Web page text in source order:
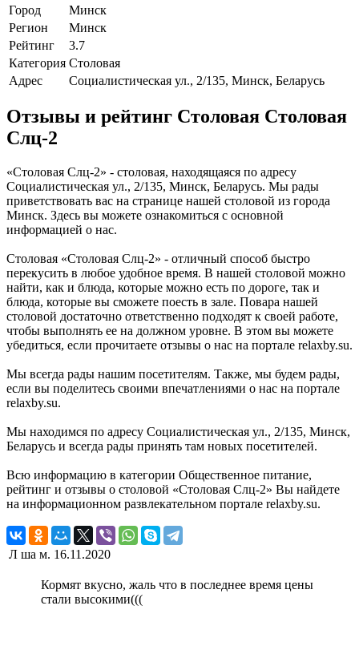
Город
Минск
Регион
Минск
Рейтинг
3.7
Категория Столовая
Адрес
Социалистическая ул., 2/135, Минск, Беларусь
Отзывы и рейтинг Столовая Столовая
Слц-2
«Столовая Слц-2» - столовая, находящаяся по адресу
Социалистическая ул., 2/135, Минск, Беларусь. Мы рады
приветствовать вас на странице нашей столовой из города
Минск. Здесь вы можете ознакомиться с основной
информацией о нас.
Столовая «Столовая Слц-2» - отличный способ быстро
перекусить в любое удобное время. В нашей столовой можно
найти, как и блюда, которые можно есть по дороге, так и
блюда, которые вы сможете поесть в зале. Повара нашей
столовой достаточно ответственно подходят к своей работе,
чтобы выполнять ее на должном уровне. В этом вы можете
убедиться, если прочитаете отзывы о нас на портале relaxby.su.
Мы всегда рады нашим посетителям. Также, мы будем рады,
если вы поделитесь своими впечатлениями о нас на портале
relaxby.su.
Мы находимся по адресу Социалистическая ул., 2/135, Минск,
Беларусь и всегда рады принять там новых посетителей.
Всю информацию в категории Общественное питание,
рейтинг и отзывы о столовой «Столовая Слц-2» Вы найдете
на информационном развлекательном портале relaxby.su.
Л ша м. 16.11.2020
Кормят вкусно, жаль что в последнее время цены
стали высокими(((